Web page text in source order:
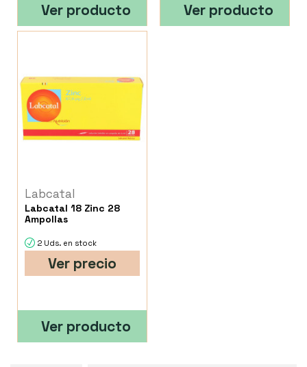
Ver producto Ver producto
Labcatal
Labcatal 18 Zinc 28
Ampollas
2 Uds. en stock
Ver precio
Ver producto